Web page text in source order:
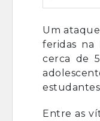
Um
feridas na
cerca de
Entre as